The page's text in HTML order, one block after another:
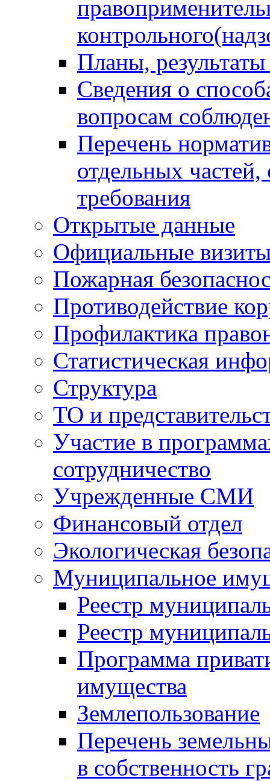
Планы,
Сведения о
вопросам
Перечень
отдельных
требования
Открытые данные
Официальные
Пожарная
Противодействие
Профилактика
Статистическая
Структура
ТО и
Участие в
сотрудничество
Учрежденные СМИ
Финансовый отдел
Экологическая
Муниципальное
Реестр
Реестр
Программа
имущества
Землепользование
Перечень
в собственность